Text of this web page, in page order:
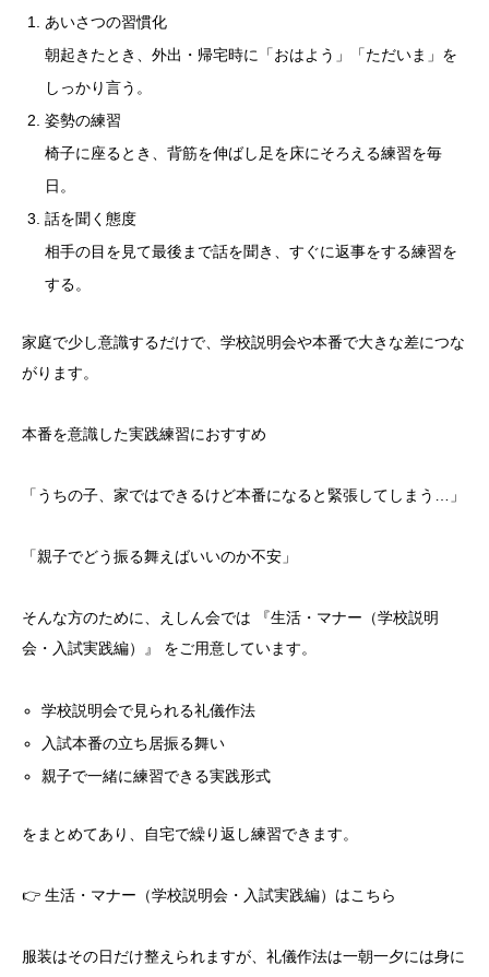
あいさつの習慣化
朝起きたとき、外出・帰宅時に「おはよう」「ただいま」を
しっかり言う。
姿勢の練習
椅子に座るとき、背筋を伸ばし足を床にそろえる練習を毎
日。
話を聞く態度
相手の目を見て最後まで話を聞き、すぐに返事をする練習を
する。
家庭で少し意識するだけで、学校説明会や本番で大きな差につな
がります。
本番を意識した実践練習におすすめ
「うちの子、家ではできるけど本番になると緊張してしまう…」
「親子でどう振る舞えばいいのか不安」
そんな方のために、えしん会では 『生活・マナー（学校説明
会・入試実践編）』 をご用意しています。
学校説明会で見られる礼儀作法
入試本番の立ち居振る舞い
親子で一緒に練習できる実践形式
をまとめてあり、自宅で繰り返し練習できます。
👉 生活・マナー（学校説明会・入試実践編）はこちら
服装はその日だけ整えられますが、礼儀作法は一朝一夕には身に